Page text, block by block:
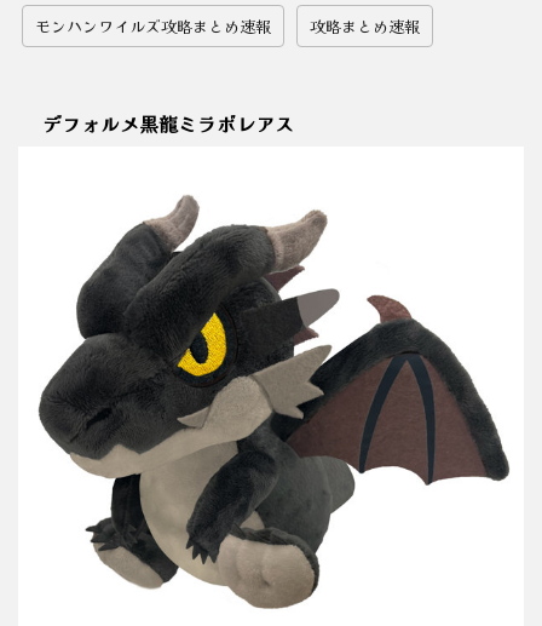
モンハンワイルズ攻略まとめ速報 攻略まとめ速報
デフォルメ黒龍ミラボレアス